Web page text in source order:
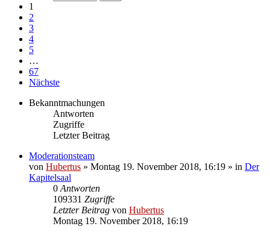
1
2
3
4
5
…
67
Nächste
Bekanntmachungen
Antworten
Zugriffe
Letzter Beitrag
Moderationsteam
von Hubertus » Montag 19. November 2018, 16:19 » in Der
Kapitelsaal
0 Antworten
109331 Zugriffe
Letzter Beitrag von Hubertus
Montag 19. November 2018, 16:19